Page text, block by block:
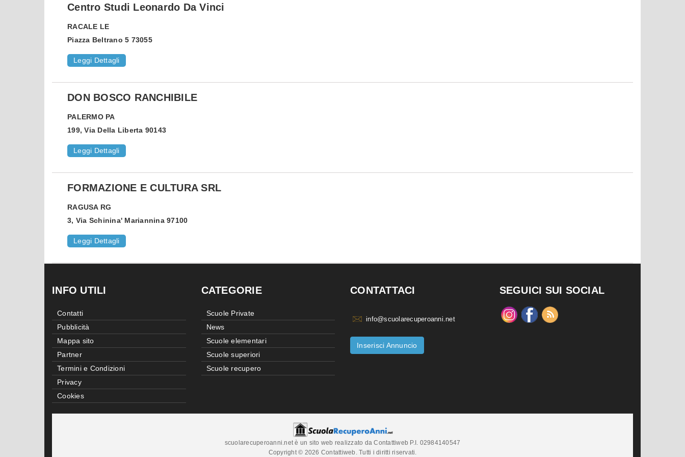
Centro Studi Leonardo Da Vinci
RACALE LE
Piazza Beltrano 5 73055
Leggi Dettagli
DON BOSCO RANCHIBILE
PALERMO PA
199, Via Della Liberta 90143
Leggi Dettagli
FORMAZIONE E CULTURA SRL
RAGUSA RG
3, Via Schinina' Mariannina 97100
Leggi Dettagli
INFO UTILI
Contatti
Pubblicità
Mappa sito
Partner
Termini e Condizioni
Privacy
Cookies
CATEGORIE
Scuole Private
News
Scuole elementari
Scuole superiori
Scuole recupero
CONTATTACI
info@scuolarecuperoanni.net
Inserisci Annuncio
SEGUICI SUI SOCIAL
scuolarecuperoanni.net è un sito web realizzato da Contattiweb P.I. 02984140547
Copyright © 2026 Contattiweb. Tutti i diritti riservati.